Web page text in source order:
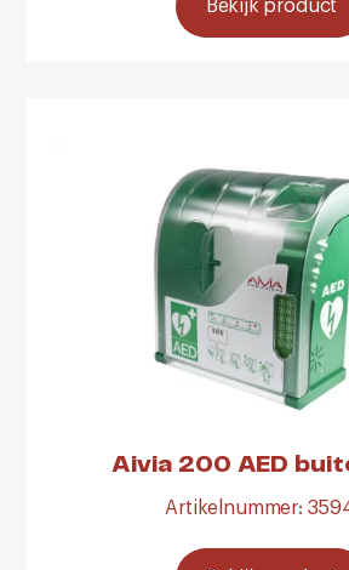
Bekijk product
Aivia 200 AED
Artikelnummer: